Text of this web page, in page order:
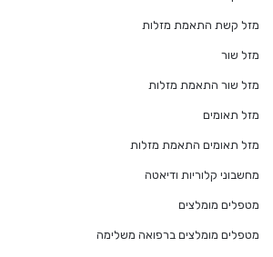
מזל קשת התאמת מזלות
מזל שור
מזל שור התאמת מזלות
מזל תאומים
מזל תאומים התאמת מזלות
מחשבוני קלוריות ודיאטה
מטפלים מומלצים
מטפלים מומלצים ברפואה משלימה